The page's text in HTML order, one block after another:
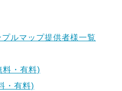
ルマップ提供者様一覧
料・有料)
・有料)